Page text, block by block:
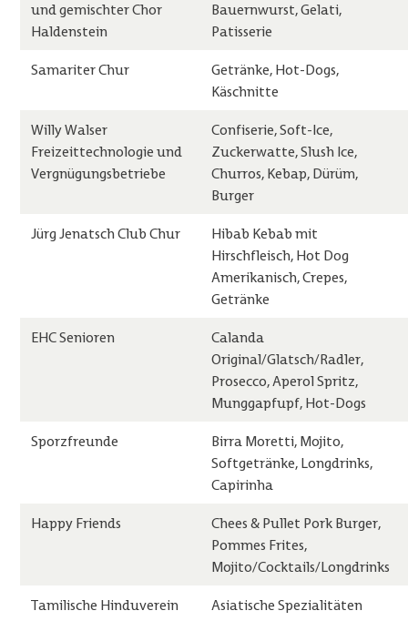
und gemischter Chor
Haldenstein
Bauernwurst, Gelati,
Patisserie
Samariter Chur
Getränke, Hot-Dogs,
Käschnitte
Willy Walser
Freizeittechnologie und
Vergnügungsbetriebe
Confiserie, Soft-Ice,
Zuckerwatte, Slush Ice,
Churros, Kebap, Dürüm,
Burger
Jürg Jenatsch Club Chur
Hibab Kebab mit
Hirschfleisch, Hot Dog
Amerikanisch, Crepes,
Getränke
EHC Senioren
Calanda
Original/Glatsch/Radler,
Prosecco, Aperol Spritz,
Munggapfupf, Hot-Dogs
Sporzfreunde
Birra Moretti, Mojito,
Softgetränke, Longdrinks,
Capirinha
Happy Friends
Chees & Pullet Pork Burger,
Pommes Frites,
Mojito/Cocktails/Longdrinks
Tamilische Hinduverein
Asiatische Spezialitäten